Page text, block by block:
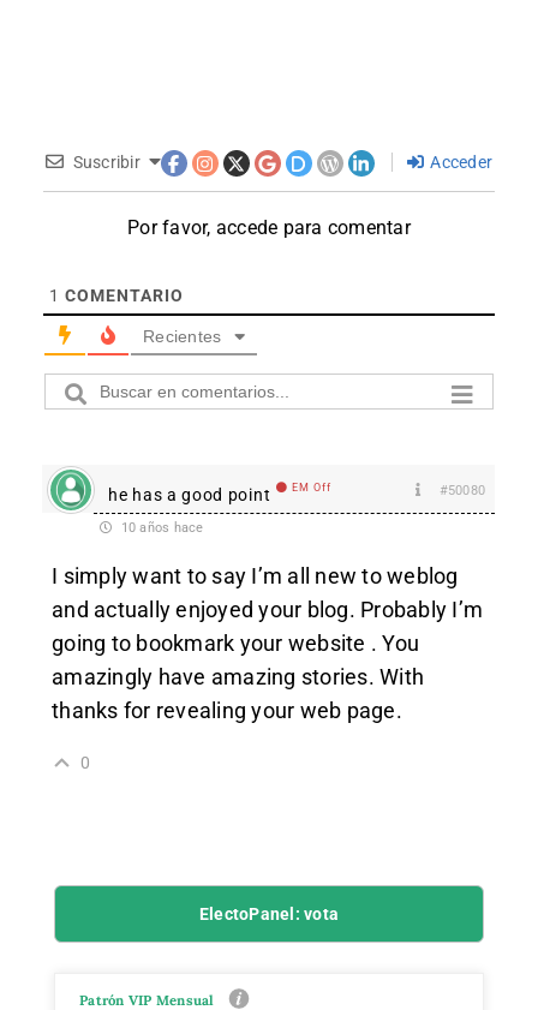
Suscribir Acceder
Por favor, accede para comentar
1 COMENTARIO
Recientes
he has a good point EM Off #50080
10 años hace
I simply want to say I’m all new to weblog
and actually enjoyed your blog. Probably I’m
going to bookmark your website . You
amazingly have amazing stories. With
thanks for revealing your web page.
0
ElectoPanel: vota
Patrón VIP Mensual